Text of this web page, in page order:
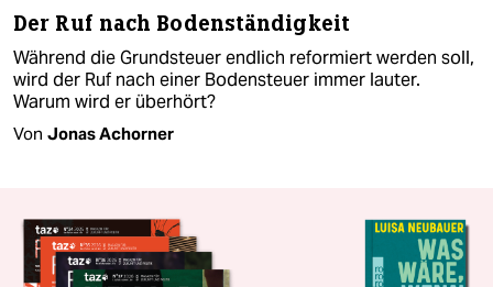
Der Ruf nach Bodenständigkeit
Während die Grundsteuer endlich reformiert werden soll,
wird der Ruf nach einer Bodensteuer immer lauter.
Warum wird er überhört?
Von Jonas Achorner